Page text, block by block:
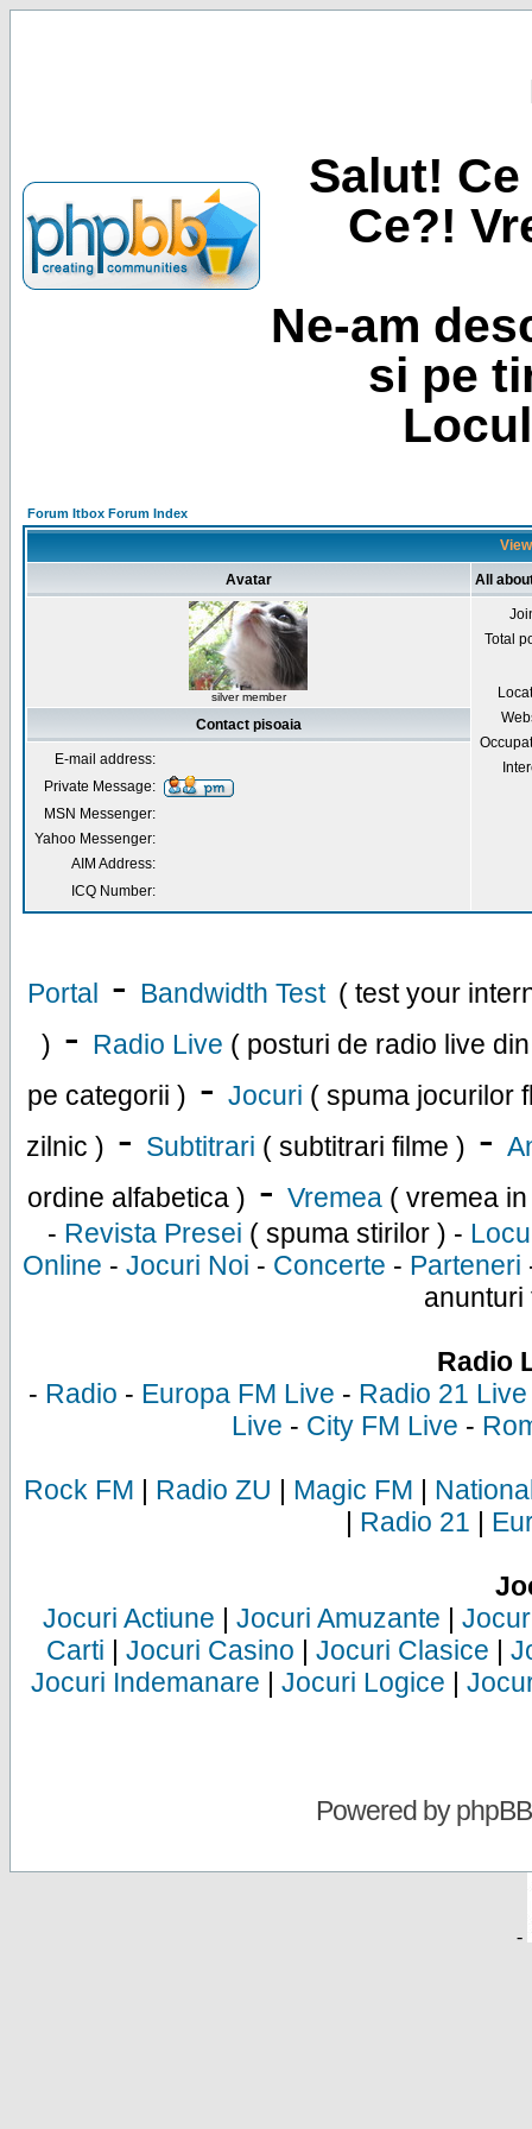
Salut!
Ce?!
Ne-am
si pe
Forum Itbox Forum Index
Avatar All
silver member
Total
Contact pisoaia
E-mail address:
Private Message:
MSN Messenger:
Yahoo Messenger:
AIM Address:
ICQ Number:
Portal - Bandwidth Test ( test your
) - Radio Live ( posturi de radio live
pe categorii ) - Jocuri ( spuma jocurilor
zilnic ) - Subtitrari ( subtitrari filme ) -
ordine alfabetica ) - Vremea ( vremea
- Revista Presei ( spuma stirilor ) -
Online - Jocuri Noi - Concerte - Parteneri
anunturi
Radio
- Radio - Europa FM Live - Radio 21 Live
Live - City FM Live -
Rock FM | Radio ZU | Magic FM |
| Radio 21 |
Jocuri Actiune | Jocuri Amuzante |
Carti | Jocuri Casino | Jocuri Clasice |
Jocuri Indemanare | Jocuri Logice |
Powered byphpBB
-